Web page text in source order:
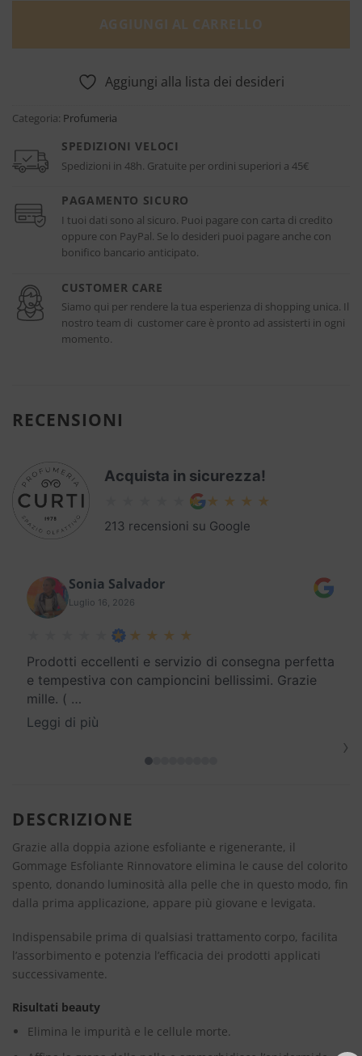
AGGIUNGI AL CARRELLO
Aggiungi alla lista dei desideri
Categoria: Profumeria
SPEDIZIONI VELOCI
Spedizioni in 48h. Gratuite per ordini superiori a 45€
PAGAMENTO SICURO
I tuoi dati sono al sicuro. Puoi pagare con carta di credito
oppure con PayPal. Se lo desideri puoi pagare anche con
bonifico bancario anticipato.
CUSTOMER CARE
Siamo qui per rendere la tua esperienza di shopping unica. Il
nostro team di customer care è pronto ad assisterti in ogni
momento.
RECENSIONI
Acquista in sicurezza!
213 recensioni su Google
Sonia Salvador
Luglio 16, 2026
Prodotti eccellenti e servizio di consegna perfetta
e tempestiva con campioncini bellissimi. Grazie
mille. ( …
Leggi di più
›
DESCRIZIONE
Grazie alla doppia azione esfoliante e rigenerante, il
Gommage Esfoliante Rinnovatore elimina le cause del colorito
spento, donando luminosità alla pelle che in questo modo, fin
dalla prima applicazione, appare più giovane e levigata.
Indispensabile prima di qualsiasi trattamento corpo, facilita
l’assorbimento e potenzia l’efficacia dei prodotti applicati
successivamente.
Risultati beauty
Elimina le impurità e le cellule morte.